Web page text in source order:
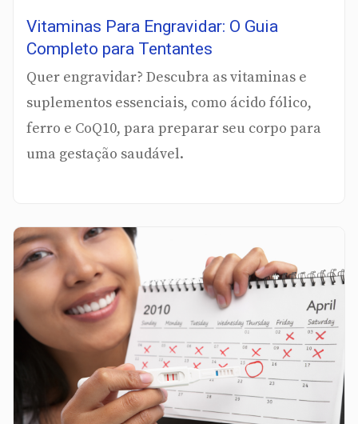
Vitaminas Para Engravidar: O Guia
Completo para Tentantes
Quer engravidar? Descubra as vitaminas e
suplementos essenciais, como ácido fólico,
ferro e CoQ10, para preparar seu corpo para
uma gestação saudável.